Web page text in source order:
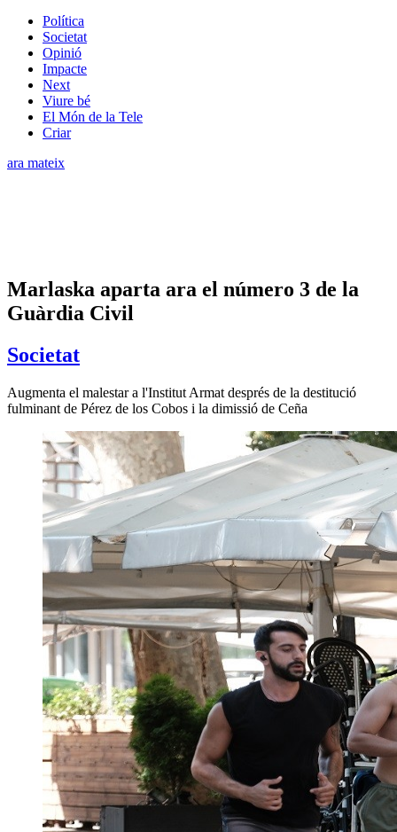
Política
Societat
Opinió
Impacte
Next
Viure bé
El Món de la Tele
Criar
ara mateix
Marlaska aparta ara el número 3 de la
Guàrdia Civil
Societat
Augmenta el malestar a l'Institut Armat després de la destitució
fulminant de Pérez de los Cobos i la dimissió de Ceña